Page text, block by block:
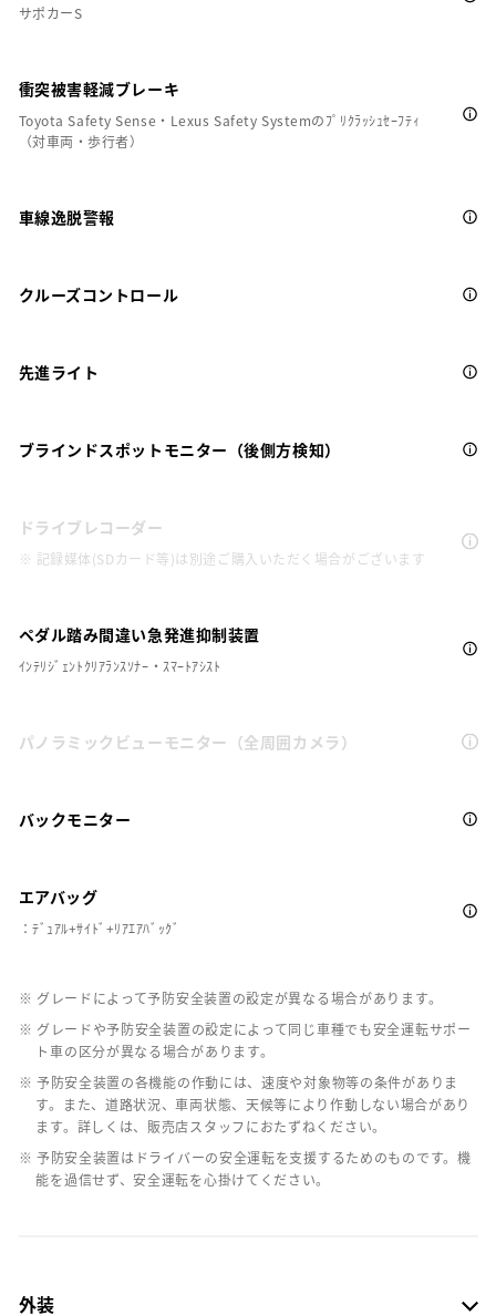
サポカーS
衝突被害軽減ブレーキ
Toyota Safety Sense・Lexus Safety Systemのﾌﾟﾘｸﾗｯｼｭｾｰﾌﾃｨ
（対車両・歩行者）
車線逸脱警報
クルーズコントロール
先進ライト
ブラインドスポットモニター（後側方検知）
ドライブレコーダー
※ 記録媒体(SDカード等)は別途ご購入いただく場合がございます
ペダル踏み間違い急発進抑制装置
ｲﾝﾃﾘｼﾞｪﾝﾄｸﾘｱﾗﾝｽｿﾅｰ・ｽﾏｰﾄｱｼｽﾄ
パノラミックビューモニター（全周囲カメラ）
バックモニター
エアバッグ
：ﾃﾞｭｱﾙ+ｻｲﾄﾞ+ﾘｱｴｱﾊﾞｯｸﾞ
※ グレードによって予防安全装置の設定が異なる場合があります。
※ グレードや予防安全装置の設定によって同じ車種でも安全運転サポー
ト車の区分が異なる場合があります。
※ 予防安全装置の各機能の作動には、速度や対象物等の条件がありま
す。また、道路状況、車両状態、天候等により作動しない場合があり
ます。詳しくは、販売店スタッフにおたずねください。
※ 予防安全装置はドライバーの安全運転を支援するためのものです。機
能を過信せず、安全運転を心掛けてください。
外装